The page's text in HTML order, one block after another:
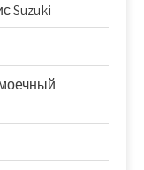
Suzuki